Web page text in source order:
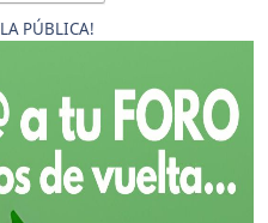
PÚBLICA!